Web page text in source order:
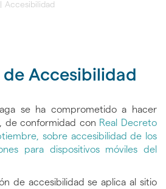
idioma
| Accesibilidad
Accesibilidad
se ha comprometido a hacer
de conformidad con Real Decreto
sobre accesibilidad de los
para dispositivos móviles del
de accesibilidad se aplica al sitio